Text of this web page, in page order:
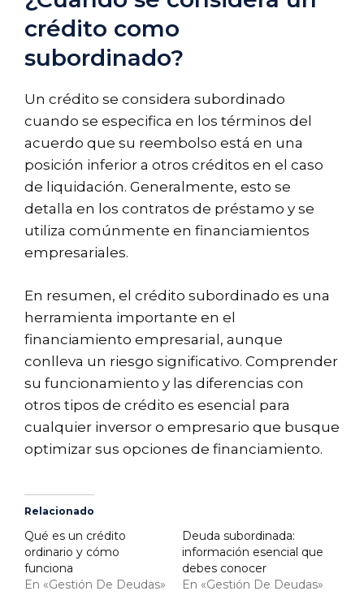
crédito como
subordinado?
Un crédito se considera subordinado
cuando se especifica en los términos del
acuerdo que su reembolso está en una
posición inferior a otros créditos en el caso
de liquidación. Generalmente, esto se
detalla en los contratos de préstamo y se
utiliza comúnmente en financiamientos
empresariales.
En resumen, el crédito subordinado es una
herramienta importante en el
financiamiento empresarial, aunque
conlleva un riesgo significativo. Comprender
su funcionamiento y las diferencias con
otros tipos de crédito es esencial para
cualquier inversor o empresario que busque
optimizar sus opciones de financiamiento.
Relacionado
Qué es un crédito
ordinario y cómo
funciona
En «Gestión De Deudas»
Deuda subordinada:
información esencial que
debes conocer
En «Gestión De Deudas»